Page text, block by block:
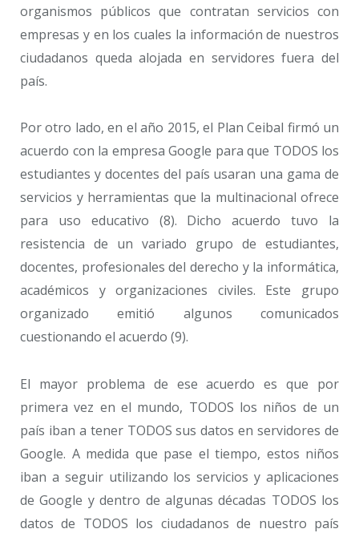
organismos públicos que contratan servicios con
empresas y en los cuales la información de nuestros
ciudadanos queda alojada en servidores fuera del
país.
Por otro lado, en el año 2015, el Plan Ceibal firmó un
acuerdo con la empresa Google para que TODOS los
estudiantes y docentes del país usaran una gama de
servicios y herramientas que la multinacional ofrece
para uso educativo (8). Dicho acuerdo tuvo la
resistencia de un variado grupo de estudiantes,
docentes, profesionales del derecho y la informática,
académicos y organizaciones civiles. Este grupo
organizado emitió algunos comunicados
cuestionando el acuerdo (9).
El mayor problema de ese acuerdo es que por
primera vez en el mundo, TODOS los niños de un
país iban a tener TODOS sus datos en servidores de
Google. A medida que pase el tiempo, estos niños
iban a seguir utilizando los servicios y aplicaciones
de Google y dentro de algunas décadas TODOS los
datos de TODOS los ciudadanos de nuestro país